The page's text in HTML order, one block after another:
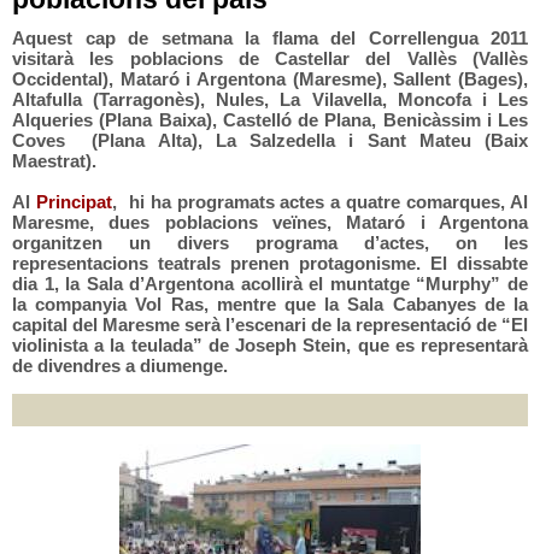
Aquest cap de setmana la flama del Correllengua 2011
visitarà les poblacions de Castellar del Vallès (Vallès
Occidental), Mataró i Argentona (Maresme), Sallent (Bages),
Altafulla (Tarragonès), Nules, La Vilavella, Moncofa i Les
Alqueries (Plana Baixa), Castelló de Plana, Benicàssim i Les
Coves (Plana Alta), La Salzedella i Sant Mateu (Baix
Maestrat).
Al Principat, hi ha programats actes a quatre comarques, Al
Maresme, dues poblacions veïnes, Mataró i Argentona
organitzen un divers programa d’actes, on les
representacions teatrals prenen protagonisme. El dissabte
dia 1, la Sala d’Argentona acollirà el muntatge “Murphy” de
la companyia Vol Ras, mentre que la Sala Cabanyes de la
capital del Maresme serà l’escenari de la representació de “El
violinista a la teulada” de Joseph Stein, que es representarà
de divendres a diumenge.